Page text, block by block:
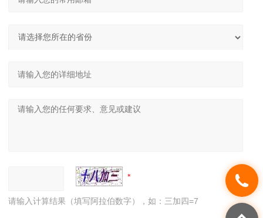
请输入计算结果（填写阿拉伯数字），如：三加四=7